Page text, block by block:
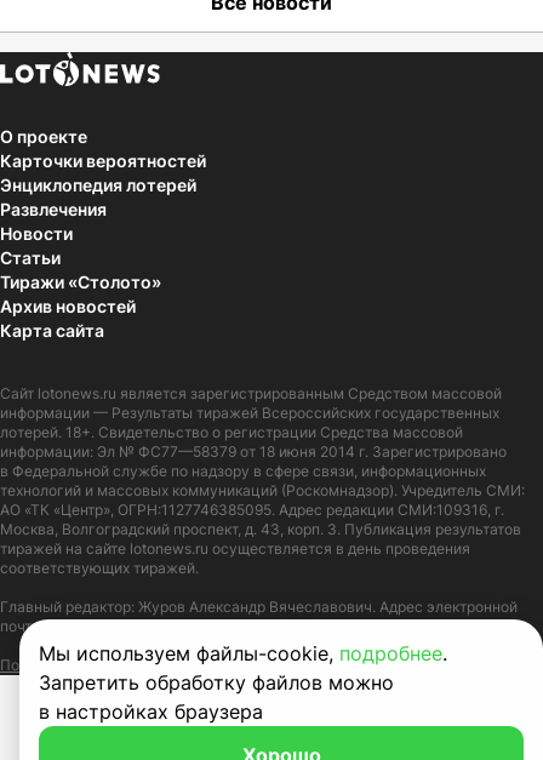
Мы используем файлы-cookie, подробнее.
Запретить обработку файлов можно
в настройках браузера
Хорошо
О проекте
Карточки вероятностей
Энциклопедия лотерей
Развлечения
Новости
Статьи
Тиражи «Столото»
Архив новостей
Карта сайта
Сайт lotonews.ru является зарегистрированным Средством массовой
информации — Результаты тиражей Всероссийских государственных
лотерей. 18+. Свидетельство о регистрации Средства массовой
информации: Эл № ФС77—58379 от 18 июня 2014 г. Зарегистрировано
в Федеральной службе по надзору в сфере связи, информационных
технологий и массовых коммуникаций (Роскомнадзор). Учредитель СМИ:
АО «ТК «Центр», ОГРН:1127746385095. Адрес редакции СМИ:109316, г.
Москва, Волгоградский проспект, д. 43, корп. 3. Публикация результатов
тиражей на сайте lotonews.ru осуществляется в день проведения
соответствующих тиражей.
Главный редактор: Журов Александр Вячеславович. Адрес электронной
почты:
Политика в отношении обработки персональных данныхПравила Cookie